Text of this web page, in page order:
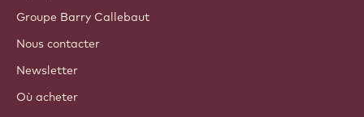
Groupe Barry Callebaut
Nous contacter
Newsletter
Où acheter